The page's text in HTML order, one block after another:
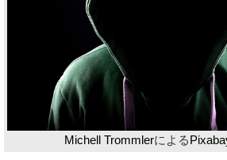
Michell Trommlerによる